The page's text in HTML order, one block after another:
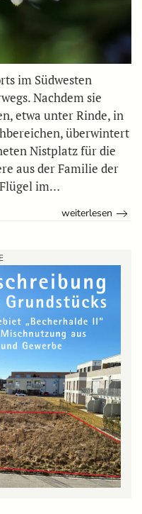
im Südwesten
Nachdem sie
etwa unter Rinde, in
überwintert
Nistplatz für die
aus der Familie der
im…
weiterlesen